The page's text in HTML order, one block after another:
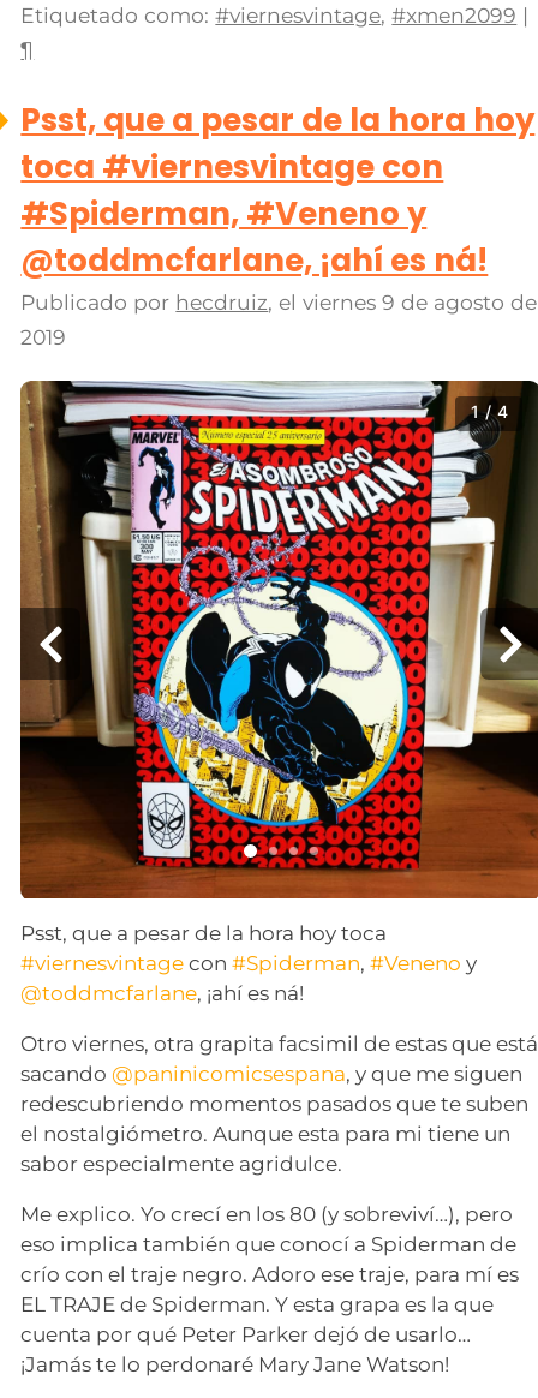
Etiquetado como: #viernesvintage,#xmen2099 |
¶
Psst, que a pesar de la hora hoy
toca #viernesvintage con
#Spiderman, #Veneno y
@toddmcfarlane, ¡ahí es ná!
Publicado por hecdruiz, elviernes 9 de agosto de
2019
1 / 4
Psst, que a pesar de la hora hoy toca
#viernesvintage con#Spiderman,#Veneno y
@toddmcfarlane, ¡ahí es ná!
Otro viernes, otra grapita facsimil de estas que está
sacando @paninicomicsespana, y que me siguen
redescubriendo momentos pasados que te suben
el nostalgiómetro. Aunque esta para mi tiene un
sabor especialmente agridulce.
Me explico. Yo crecí en los 80 (y sobreviví…), pero
eso implica también que conocí a Spiderman de
crío con el traje negro. Adoro ese traje, para mí es
EL TRAJE de Spiderman. Y esta grapa es la que
cuenta por qué Peter Parker dejó de usarlo…
¡Jamás te lo perdonaré Mary Jane Watson!